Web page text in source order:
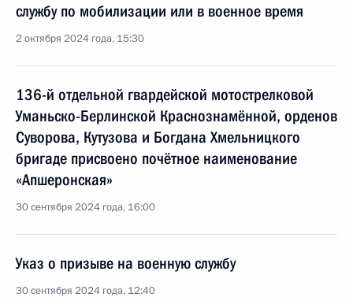
службу по мобилизации или в военное время
2 октября 2024 года, 15:30
136-й отдельной гвардейской мотострелковой
Уманьско-Берлинской Краснознамённой, орденов
Суворова, Кутузова и Богдана Хмельницкого
бригаде присвоено почётное наименование
«Апшеронская»
30 сентября 2024 года, 16:00
Указ о призыве на военную службу
30 сентября 2024 года, 12:40